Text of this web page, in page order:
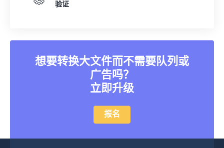
验证
想要转换大文件而不需要队列或
广告吗？
立即升级
报名